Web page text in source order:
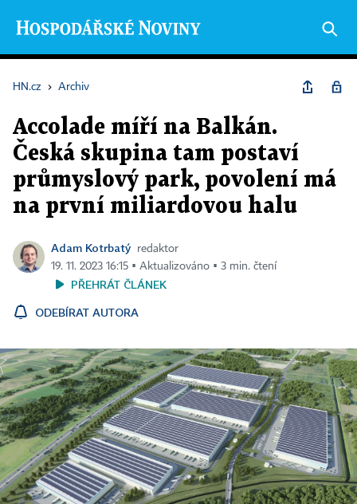
HN.cz › Archiv
Accolade míří na Balkán.
Česká skupina tam postaví
průmyslový park, povolení má
na první miliardovou halu
Adam Kotrbatý
redaktor
19. 11. 2023 16:15 ▪ Aktualizováno ▪ 3 min. čtení
PŘEHRÁT ČLÁNEK
ODEBÍRAT AUTORA